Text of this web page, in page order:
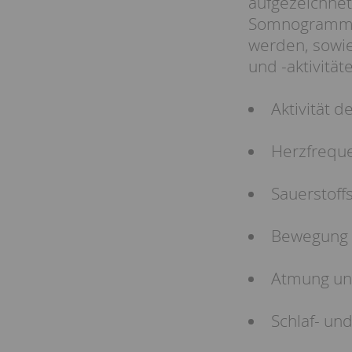
werden,
und -
Aktivität
Atmung
Schlaf-